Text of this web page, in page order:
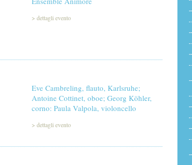
> dettagli evento
Eve Cambreling, flauto, Karlsruhe;
Antoine Cottinet, oboe; Georg Köhler,
corno: Paula Valpola, violoncello
> dettagli evento